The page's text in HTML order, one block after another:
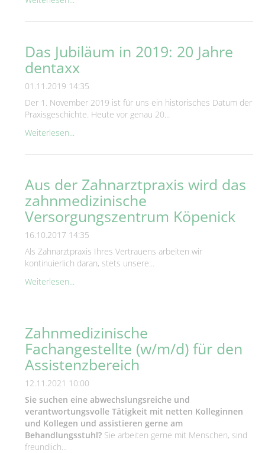
Das Jubiläum in 2019: 20 Jahre
dentaxx
01.11.2019 14:35
Der 1. November 2019 ist für uns ein historisches Datum der
Praxisgeschichte. Heute vor genau 20...
Weiterlesen...
Aus der Zahnarztpraxis wird das
zahnmedizinische
Versorgungszentrum Köpenick
16.10.2017 14:35
Als Zahnarztpraxis Ihres Vertrauens arbeiten wir
kontinuierlich daran, stets unsere...
Weiterlesen...
Zahnmedizinische
Fachangestellte (w/m/d) für den
Assistenzbereich
12.11.2021 10:00
Sie suchen eine abwechslungsreiche und
verantwortungsvolle Tätigkeit mit netten Kolleginnen
und Kollegen und assistieren gerne am
Behandlungsstuhl? Sie arbeiten gerne mit Menschen, sind
freundlich...